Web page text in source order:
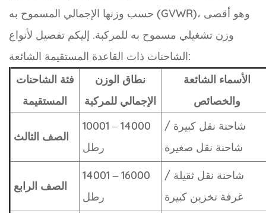
حسب وزنها الإجمالي المسموح به (GVWR)، وهو أقصى
وزن تشغيلي مسموح به للمركبة. إليكم تفصيل لأنواع
الشاحنات ذات القاعدة المستقيمة الشائعة:
فئة الشاحنات
المستقيمة
نطاق الوزن
الإجمالي للمركبة
الأسماء الشائعة
والخصائص
الصف الثالث
10001 – 14000
رطل
شاحنة نقل كبيرة /
شاحنة نقل صغيرة
الصف الرابع
14001 – 16000
رطل
شاحنة نقل ثقيلة /
غرفة تخزين كبيرة